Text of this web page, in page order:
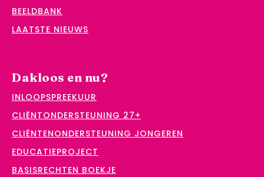
BEELDBANK
LAATSTE NIEUWS
Dakloos en nu?
INLOOPSPREEKUUR
CLIËNTONDERSTEUNING 27+
CLIËNTENONDERSTEUNING JONGEREN
EDUCATIEPROJECT
BASISRECHTEN BOEKJE